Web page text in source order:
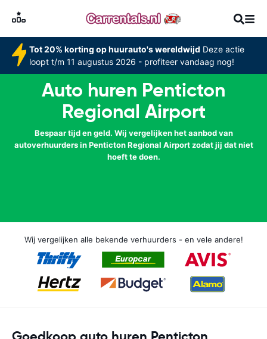
Tot 20% korting op huurauto's wereldwijd Deze actie
loopt t/m 11 augustus 2026 - profiteer vandaag nog!
Auto huren Penticton
Regional Airport
Bespaar tijd en geld. Wij vergelijken het aanbod van
autoverhuurders in Penticton Regional Airport zodat jij dat niet
hoeft te doen.
Wij vergelijken alle bekende verhuurders - en vele andere!